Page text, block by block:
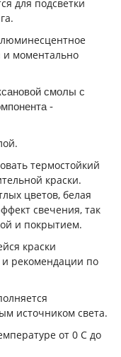
для подсветки
и моментально
смолы с
-
термостойкий
краски.
цветов, белая
свечения, так
и покрытием.
краски
и рекомендации по
источником света.
от 0 С до